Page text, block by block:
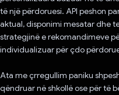
të një përdoruesi. API peshon
aktual, disponimi mesatar dhe
strategjinë e rekomandimeve
individualizuar për çdo
Ata me çrregullim paniku
qëndruar në shkollë ose për të